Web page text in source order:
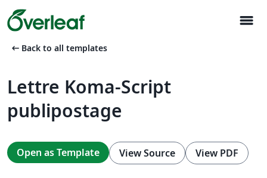
menu
arrow_left_alt Back to all templates
Lettre Koma-Script
publipostage
Open as Template View Source View PDF